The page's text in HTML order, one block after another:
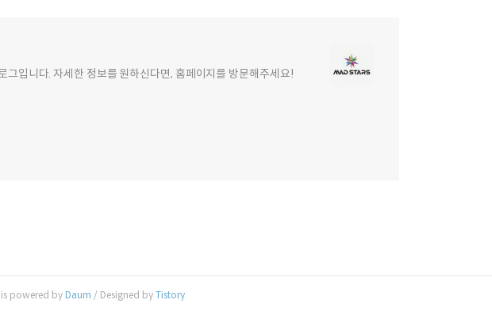
입니다. 자세한 정보를 원하신다면, 홈페이지를 방문해주세요!
powered by Daum / Designed byTistory